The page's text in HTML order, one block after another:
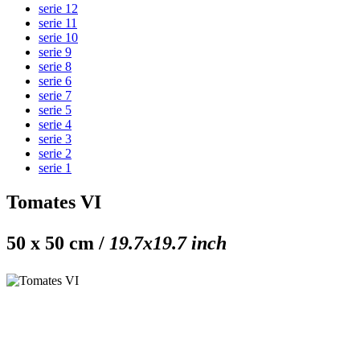
serie 12
serie 11
serie 10
serie 9
serie 8
serie 6
serie 7
serie 5
serie 4
serie 3
serie 2
serie 1
Tomates VI
50 x 50 cm / 19.7x19.7 inch